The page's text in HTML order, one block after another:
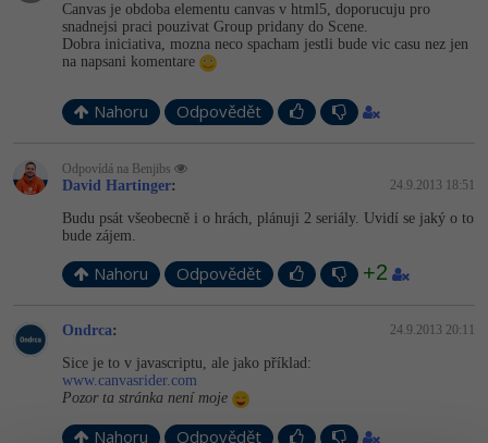
Canvas je obdoba elementu canvas v html5, doporucuju pro
snadnejsi praci pouzivat Group pridany do Scene.
Dobra iniciativa, mozna neco spacham jestli bude vic casu nez jen
na napsani komentare
Nahoru Odpovědět
Odpovídá na Benjibs
David Hartinger: 24.9.2013 18:51
Budu psát všeobecně i o hrách, plánuji 2 seriály. Uvidí se jaký o to
bude zájem.
Nahoru Odpovědět +2
Ondrca: 24.9.2013 20:11
Sice je to v javascriptu, ale jako příklad:
www.canvasrider.com
Pozor ta stránka není moje
Nahoru Odpovědět